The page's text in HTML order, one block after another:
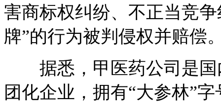
害商标权纠纷、不正当竞
牌”的行为被判侵权并赔偿
据悉，甲医药公司是国
团化企业，拥有“大参林”